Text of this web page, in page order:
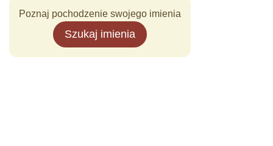
Poznaj pochodzenie swojego imienia
Szukaj imienia